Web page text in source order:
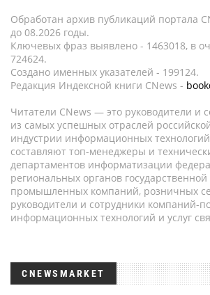
Обработан архив публикаций портала
до 08.2026 годы.
Ключевых фраз выявлено - 1463018, в
724624.
Создано именных указателей - 199124.
Редакция Индексной книги CNews -
Читатели CNews — это руководители и
из самых успешных отраслей
индустрии информационных
составляют топ-менеджеры и
департаментов информатизации
региональных органов государственной
промышленных компаний, розничных
руководители и сотрудники компаний-
информационных технологий и услуг
CNEWSMARKET